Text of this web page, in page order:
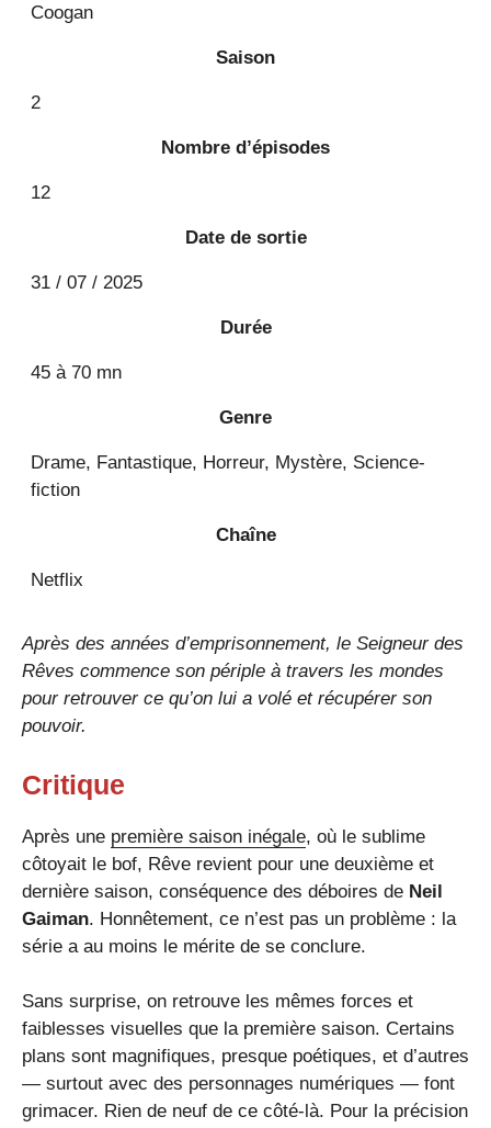
Coogan
Saison
2
Nombre d’épisodes
12
Date de sortie
31 / 07 / 2025
Durée
45 à 70 mn
Genre
Drame, Fantastique, Horreur, Mystère, Science-
fiction
Chaîne
Netflix
Après des années d’emprisonnement, le Seigneur des
Rêves commence son périple à travers les mondes
pour retrouver ce qu’on lui a volé et récupérer son
pouvoir.
Critique
Après une première saison inégale, où le sublime
côtoyait le bof, Rêve revient pour une deuxième et
dernière saison, conséquence des déboires de Neil
Gaiman. Honnêtement, ce n’est pas un problème : la
série a au moins le mérite de se conclure.
Sans surprise, on retrouve les mêmes forces et
faiblesses visuelles que la première saison. Certains
plans sont magnifiques, presque poétiques, et d’autres
— surtout avec des personnages numériques — font
grimacer. Rien de neuf de ce côté-là. Pour la précision